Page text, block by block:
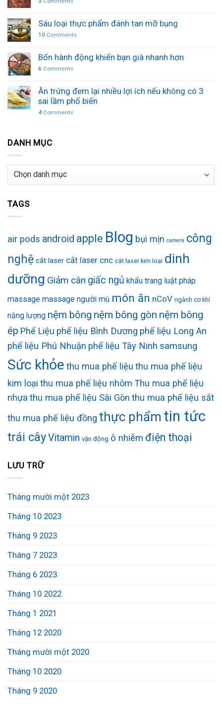
Sáu loại thực phẩm đánh tan mỡ bụng
10 Comments
Bốn hành động khiến bạn già nhanh hơn
6 Comments
Ăn trứng đem lại nhiều lợi ích nếu không có 3
sai lầm phổ biến
4Comments
DANH MỤC
Danh
TAGS
air pods android apple Blog bụi mịn camera công
nghệ cắt laser cắt laser cnc cắt laser kim loại dinh
dưỡng Giảm cân giấc ngủ khẩu trang luật pháp
massage massage người mù món ăn nCoV ngành cơ khí
năng lượng nệm bông nệm bông gòn nệm bông
ép Phế Liệu phế liệu Bình Dương phế liệu Long An
phế liệu Phú Nhuận phế liệu Tây Ninh samsung
Sức khỏe thu mua phế liệu thu mua phế liệu
kim loại thu mua phế liệu nhôm Thu mua phế liệu
nhựa thu mua phế liệu Sài Gòn thu mua phế liệu sắt
thu mua phế liệu đồng thực phẩm tin tức
trái câyVitamin vận động ô nhiễm điện thoại
LƯU TRỮ
Tháng mười một 2023
Tháng 10 2023
Tháng 9 2023
Tháng 7 2023
Tháng 6 2023
Tháng 10 2022
Tháng 1 2021
Tháng 12 2020
Tháng mười một 2020
Tháng 10 2020
Tháng 9 2020